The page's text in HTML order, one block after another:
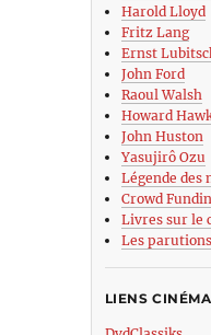
Harold Lloyd
Fritz Lang
Ernst
John Ford
Raoul Walsh
Howard
John Huston
Yasujirô Ozu
Légende des
Crowd
Livres sur le
Les
LIENS CINÉMA